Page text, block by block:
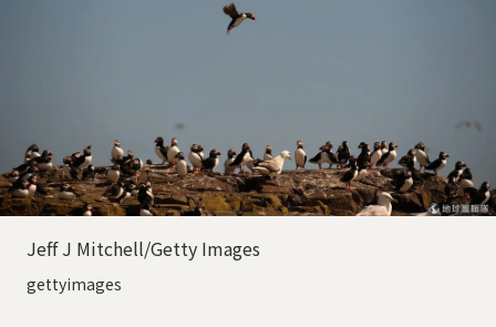
Jeff J Mitchell/Getty Images
gettyimages